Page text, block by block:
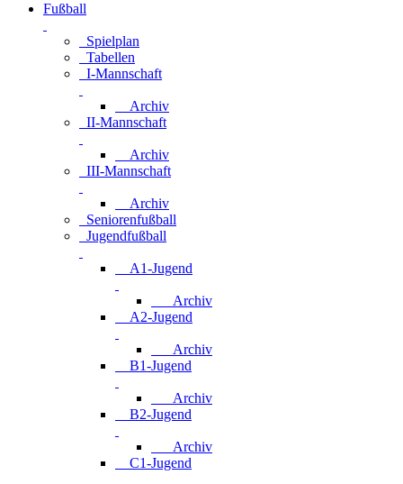
Fußball
Spielplan
Tabellen
I-Mannschaft
Archiv
II-Mannschaft
Archiv
III-Mannschaft
Archiv
Seniorenfußball
Jugendfußball
A1-Jugend
Archiv
A2-Jugend
Archiv
B1-Jugend
Archiv
B2-Jugend
Archiv
C1-Jugend